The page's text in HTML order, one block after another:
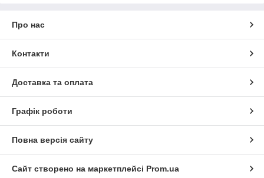
Про нас
Контакти
Доставка та оплата
Графік роботи
Повна версія сайту
Сайт створено на маркетплейсі Prom.ua